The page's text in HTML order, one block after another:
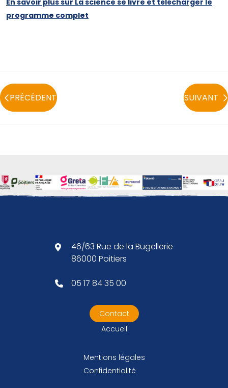
En savoir plus sur La science se livre et télécharger le
programme complet
PRÉCÉDENT SUIVANT
46/63 Rue de la Bugellerie
86000 Poitiers
05 17 84 35 00
Contact
Accueil
Mentions légales
Confidentialité